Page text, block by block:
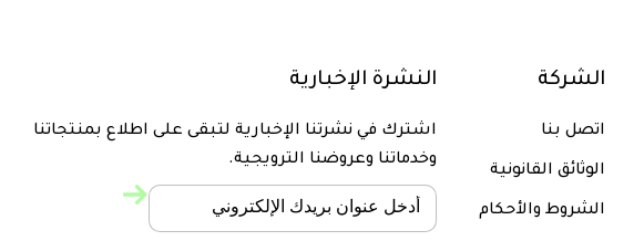
الشركة
اتصل بنا
الوثائق القانونية
الشروط والأحكام
النشرة الإخبارية
اشترك في نشرتنا الإخبارية لتبقى على اطلاع بمنتجاتنا
وخدماتنا وعروضنا الترويجية.